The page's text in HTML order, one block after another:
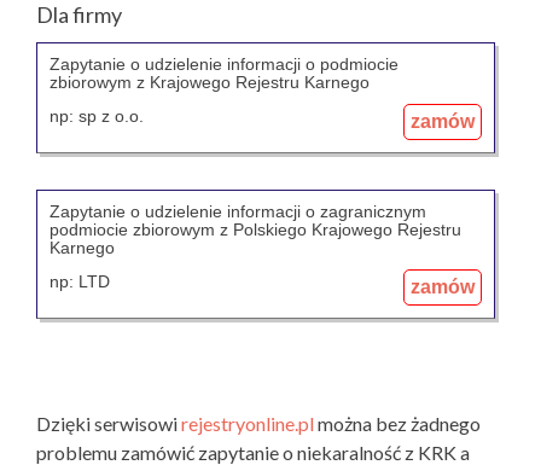
Dla firmy
Zapytanie o udzielenie informacji o podmiocie
zbiorowym z Krajowego Rejestru Karnego
np: sp z o.o.
zamów
Zapytanie o udzielenie informacji o zagranicznym
podmiocie zbiorowym z Polskiego Krajowego Rejestru
Karnego
np: LTD
zamów
Dzięki serwisowirejestryonline.plmożna bez żadnego
problemu zamówić zapytanie o niekaralność z KRK a